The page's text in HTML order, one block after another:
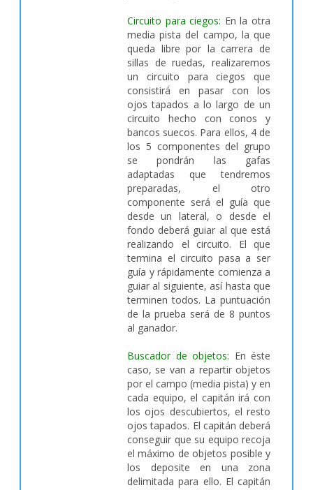
Circuito para ciegos: En la otra
media pista del campo, la que
queda libre por la carrera de
sillas de ruedas, realizaremos
un circuito para ciegos que
consistirá en pasar con los
ojos tapados a lo largo de un
circuito hecho con conos y
bancos suecos. Para ellos, 4 de
los 5 componentes del grupo
se pondrán las gafas
adaptadas que tendremos
preparadas, el otro
componente será el guía que
desde un lateral, o desde el
fondo deberá guiar al que está
realizando el circuito. El que
termina el circuito pasa a ser
guía y rápidamente comienza a
guiar al siguiente, así hasta que
terminen todos. La puntuación
de la prueba será de 8 puntos
al ganador.
Buscador de objetos: En éste
caso, se van a repartir objetos
por el campo (media pista) y en
cada equipo, el capitán irá con
los ojos descubiertos, el resto
ojos tapados. El capitán deberá
conseguir que su equipo recoja
el máximo de objetos posible y
los deposite en una zona
delimitada para ello. El capitán